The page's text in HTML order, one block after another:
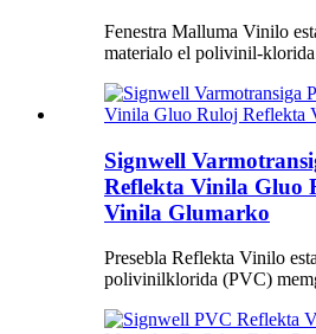
Fenestra Malluma Vinilo
materialo el polivinil-
Signwell
Reflekta Vinila Gluo
Vinila Glumarko
Presebla Reflekta Vinilo
polivinilklorida (PVC)